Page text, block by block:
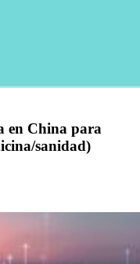
en China para
sanidad)